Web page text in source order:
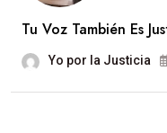
Tu Voz También Es
Yo por la Justicia